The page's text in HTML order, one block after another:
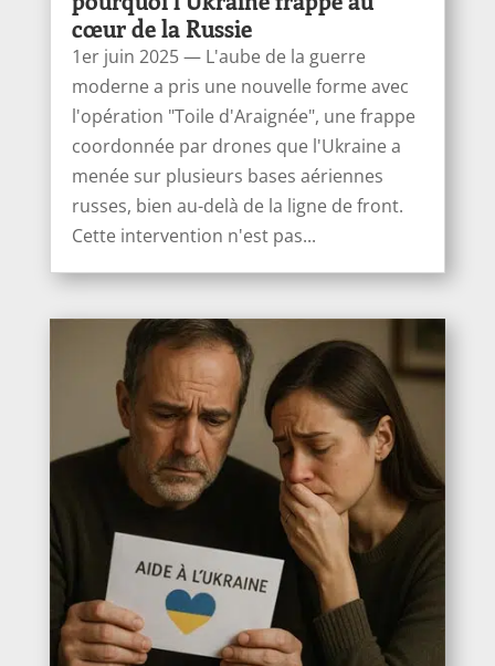
cœur de la Russie
1er juin 2025 — L'aube de la guerre
moderne a pris une nouvelle forme avec
l'opération "Toile d'Araignée", une frappe
coordonnée par drones que l'Ukraine a
menée sur plusieurs bases aériennes
russes, bien au-delà de la ligne de front.
Cette intervention n'est pas...